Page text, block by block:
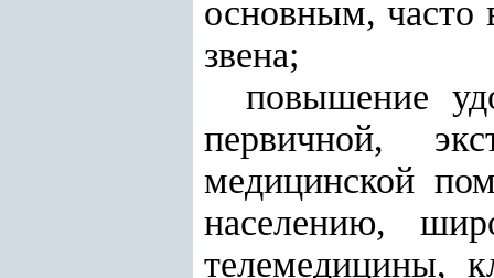
основным, часто
звена;
повышение
первичной,
медицинской
населению,
телемедицины,